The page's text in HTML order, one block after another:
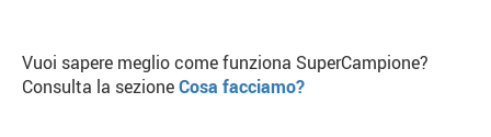
Vuoi sapere meglio come funziona SuperCampione?
Consulta la sezioneCosa facciamo?